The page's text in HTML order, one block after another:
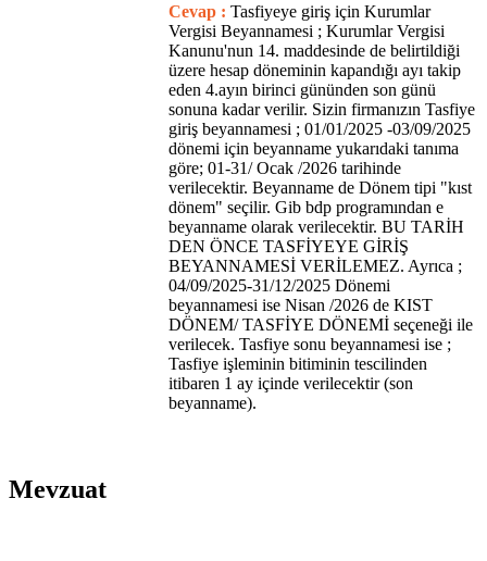
Cevap : Tasfiyeye giriş için Kurumlar
Vergisi Beyannamesi ; Kurumlar Vergisi
Kanunu'nun 14. maddesinde de belirtildiği
üzere hesap döneminin kapandığı ayı takip
eden 4.ayın birinci gününden son günü
sonuna kadar verilir. Sizin firmanızın Tasfiye
giriş beyannamesi ; 01/01/2025 -03/09/2025
dönemi için beyanname yukarıdaki tanıma
göre; 01-31/ Ocak /2026 tarihinde
verilecektir. Beyanname de Dönem tipi "kıst
dönem" seçilir. Gib bdp programından e
beyanname olarak verilecektir. BU TARİH
DEN ÖNCE TASFİYEYE GİRİŞ
BEYANNAMESİ VERİLEMEZ. Ayrıca ;
04/09/2025-31/12/2025 Dönemi
beyannamesi ise Nisan /2026 de KIST
DÖNEM/ TASFİYE DÖNEMİ seçeneği ile
verilecek. Tasfiye sonu beyannamesi ise ;
Tasfiye işleminin bitiminin tescilinden
itibaren 1 ay içinde verilecektir (son
beyanname).
Mevzuat